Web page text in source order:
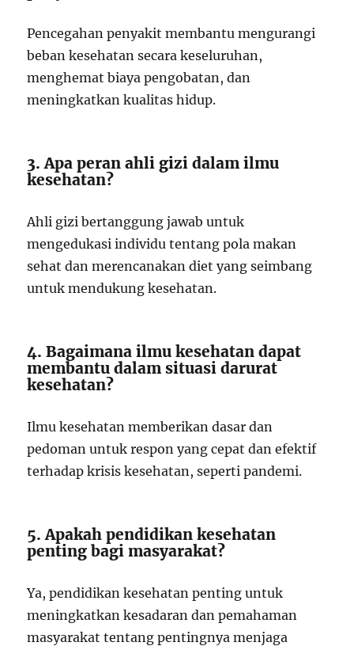
Pencegahan penyakit membantu mengurangi
beban kesehatan secara keseluruhan,
menghemat biaya pengobatan, dan
meningkatkan kualitas hidup.
3. Apa peran ahli gizi dalam ilmu
kesehatan?
Ahli gizi bertanggung jawab untuk
mengedukasi individu tentang pola makan
sehat dan merencanakan diet yang seimbang
untuk mendukung kesehatan.
4. Bagaimana ilmu kesehatan dapat
membantu dalam situasi darurat
kesehatan?
Ilmu kesehatan memberikan dasar dan
pedoman untuk respon yang cepat dan efektif
terhadap krisis kesehatan, seperti pandemi.
5. Apakah pendidikan kesehatan
penting bagi masyarakat?
Ya, pendidikan kesehatan penting untuk
meningkatkan kesadaran dan pemahaman
masyarakat tentang pentingnya menjaga